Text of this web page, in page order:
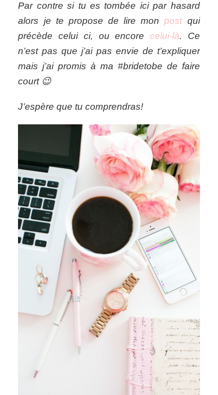
Par contre si tu es tombée ici par hasard
alors je te propose de lire monpost qui
précède celui ci, ou encore celui-là. Ce
n’est pas que j’ai pas envie de t’expliquer
mais j’ai promis à ma #bridetobe de faire
court 😉
J’espère que tu comprendras!